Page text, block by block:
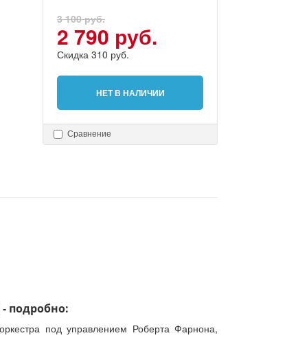
3 100 руб.
2 790 руб.
Скидка 310 руб.
НЕТ В НАЛИЧИИ
Сравнение
подробно:
под управлением Роберта Фарнона,